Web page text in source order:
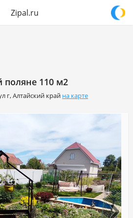
Zipal.ru
110 м2
г,Алтайский край на карте